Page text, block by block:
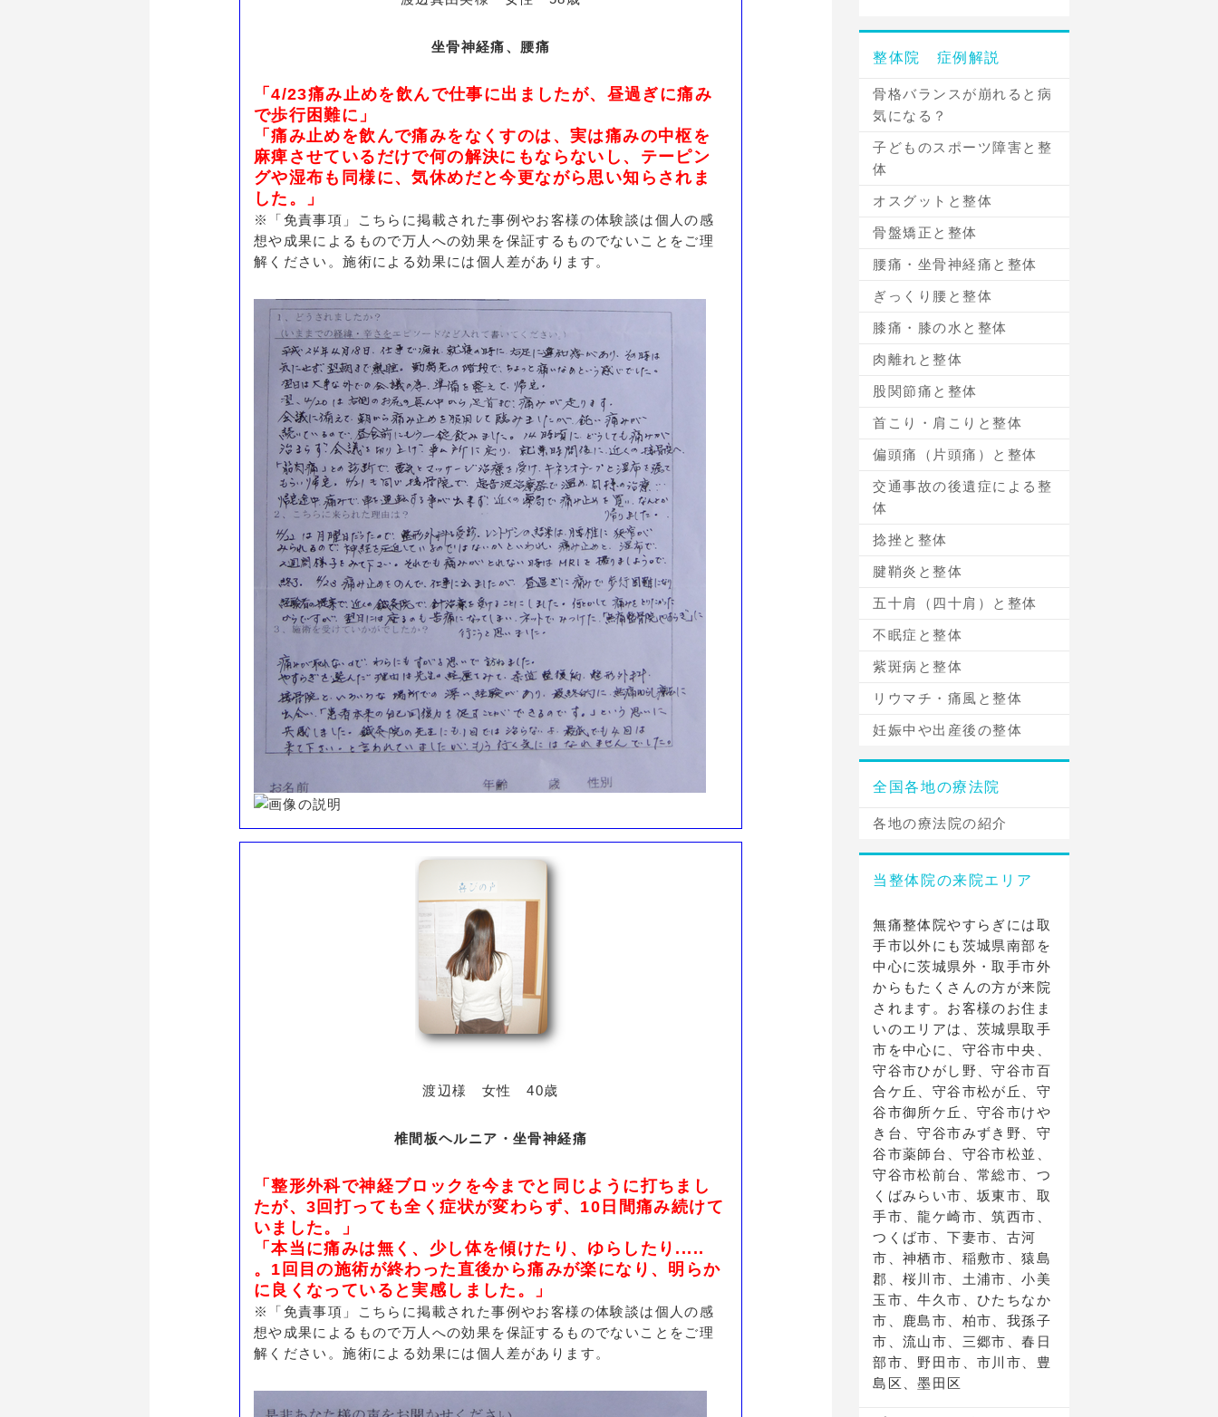
坐骨神経痛、腰痛
「4/23痛み止めを飲んで仕事に出ましたが、昼過ぎに痛み
で歩行困難に」
「痛み止めを飲んで痛みをなくすのは、実は痛みの中枢を
麻痺させているだけで何の解決にもならないし、テーピン
グや湿布も同様に、気休めだと今更ながら思い知らされま
した。」
※「免責事項」こちらに掲載された事例やお客様の体験談は個人の感
想や成果によるもので万人への効果を保証するものでないことをご理
解ください。施術による効果には個人差があります。
渡辺様 女性 40歳
椎間板ヘルニア・坐骨神経痛
「整形外科で神経ブロックを今までと同じように打ちまし
たが、3回打っても全く症状が変わらず、10日間痛み続けて
いました。」
「本当に痛みは無く、少し体を傾けたり、ゆらしたり.....
。1回目の施術が終わった直後から痛みが楽になり、明らか
に良くなっていると実感しました。」
※「免責事項」こちらに掲載された事例やお客様の体験談は個人の感
想や成果によるもので万人への効果を保証するものでないことをご理
解ください。施術による効果には個人差があります。
整体院 症例解説
骨格バランスが崩れると病
気になる？
子どものスポーツ障害と整
体
オスグットと整体
骨盤矯正と整体
腰痛・坐骨神経痛と整体
ぎっくり腰と整体
膝痛・膝の水と整体
肉離れと整体
股関節痛と整体
首こり・肩こりと整体
偏頭痛（片頭痛）と整体
交通事故の後遺症による整
体
捻挫と整体
腱鞘炎と整体
五十肩（四十肩）と整体
不眠症と整体
紫斑病と整体
リウマチ・痛風と整体
妊娠中や出産後の整体
全国各地の療法院
各地の療法院の紹介
当整体院の来院エリア
無痛整体院やすらぎには取
手市以外にも茨城県南部を
中心に茨城県外・取手市外
からもたくさんの方が来院
されます。お客様のお住ま
いのエリアは、茨城県取手
市を中心に、守谷市中央、
守谷市ひがし野、守谷市百
合ケ丘、守谷市松が丘、守
谷市御所ケ丘、守谷市けや
き台、守谷市みずき野、守
谷市薬師台、守谷市松並、
守谷市松前台、常総市、つ
くばみらい市、坂東市、取
手市、龍ケ崎市、筑西市、
つくば市、下妻市、古河
市、神栖市、稲敷市、猿島
郡、桜川市、土浦市、小美
玉市、牛久市、ひたちなか
市、鹿島市、柏市、我孫子
市、流山市、三郷市、春日
部市、野田市、市川市、豊
島区、墨田区